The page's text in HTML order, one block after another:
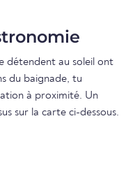
détendent au soleil ont
du baignade, tu
à proximité. Un
sur la carte ci-dessous.